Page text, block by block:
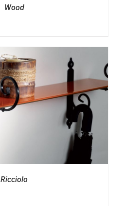
Wood
Ricciolo